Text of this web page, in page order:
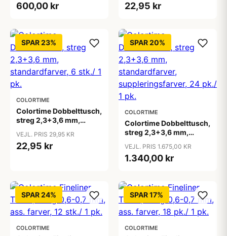
600,00 kr 22,95 kr
SPAR 23%
COLORTIME
Colortime Dobbelttusch,
streg 2,3+3,6 mm,
pk.
VEJL. PRIS 29,95 KR
22,95 kr
SPAR 20%
COLORTIME
Colortime Dobbelttusch,
streg 2,3+3,6 mm,
suppleringsfarver, 24
pk./ 1 pk.
VEJL. PRIS 1.675,00 KR
1.340,00 kr
SPAR 24%
COLORTIME
SPAR 17%
COLORTIME